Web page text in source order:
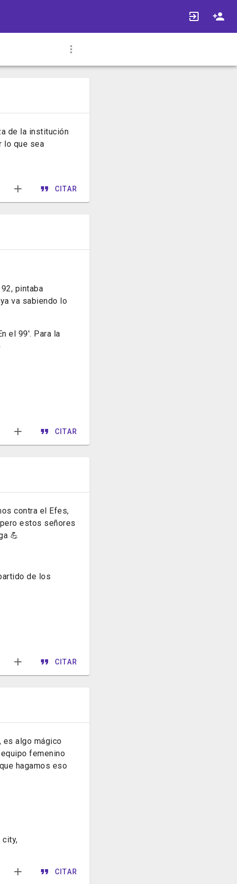
de la institución
lo que sea
CITAR
pintaba
va sabiendo lo
el 99'. Para la
CITAR
contra el Efes,
estos señores
💪
de los
CITAR
es algo mágico
femenino
hagamos eso
city,
CITAR